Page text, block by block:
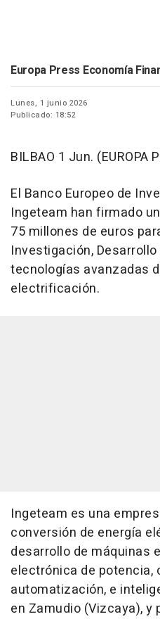
Europa Press Economía
Lunes, 1 junio 2026
Publicado: 18:52
BILBAO 1 Jun. (EUROPA
El Banco Europeo de
Ingeteam han firmado
75 millones de euros
Investigación,
tecnologías avanzadas
electrificación.
Ingeteam es una
conversión de energía
desarrollo de máquinas
electrónica de potencia,
automatización, e
en Zamudio (Vizcaya), y